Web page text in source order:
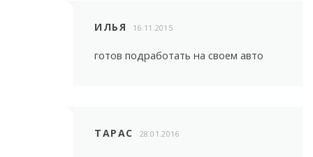
ИЛЬЯ 16.11.2015
готов подработать на своем авто
ТАРАС 28.01.2016